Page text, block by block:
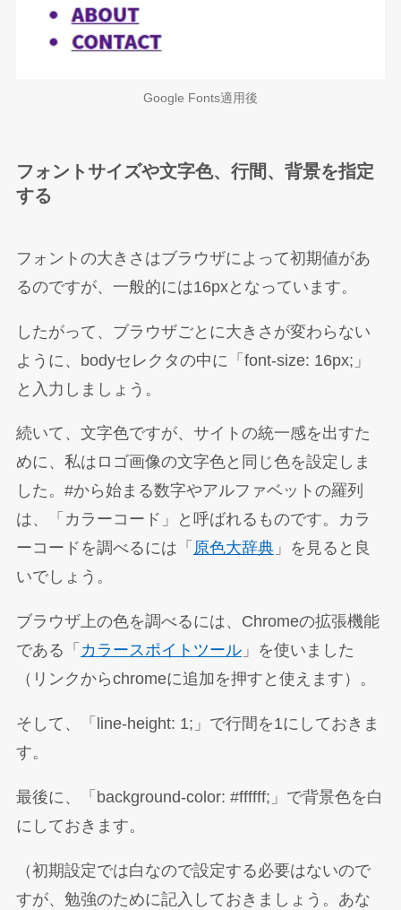
Google Fonts適用後
フォントサイズや文字色、行間、背景を指定
する
フォントの大きさはブラウザによって初期値があ
るのですが、一般的には16pxとなっています。
したがって、ブラウザごとに大きさが変わらない
ように、bodyセレクタの中に「font-size: 16px;」
と入力しましょう。
続いて、文字色ですが、サイトの統一感を出すた
めに、私はロゴ画像の文字色と同じ色を設定しま
した。#から始まる数字やアルファベットの羅列
は、「カラーコード」と呼ばれるものです。カラ
ーコードを調べるには「 原色大辞典」を見ると良
いでしょう。
ブラウザ上の色を調べるには、Chromeの拡張機能
である「 カラースポイトツール」を使いました
（リンクからchromeに追加を押すと使えます）。
そして、「line-height: 1;」で行間を1にしておきま
す。
最後に、「background-color: #ffffff;」で背景色を白
にしておきます。
（初期設定では白なので設定する必要はないので
すが、勉強のために記入しておきましょう。あな